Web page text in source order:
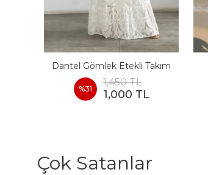
Dantel Gömlek Etekli Takım
%31
1,450 TL
1,000 TL
Çok Satanlar